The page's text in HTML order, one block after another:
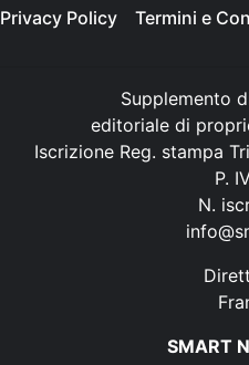
Privacy Policy Termini e
Supplemento
editoriale di
Iscrizione Reg. stampa
P.
N.
SMART